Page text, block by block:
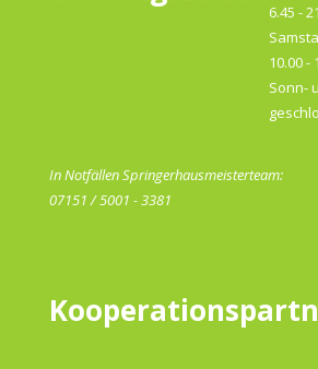
6.45 -
10.00 -
Sonn-
In Notfällen Springerhausmeisterteam:
07151 / 5001 - 3381